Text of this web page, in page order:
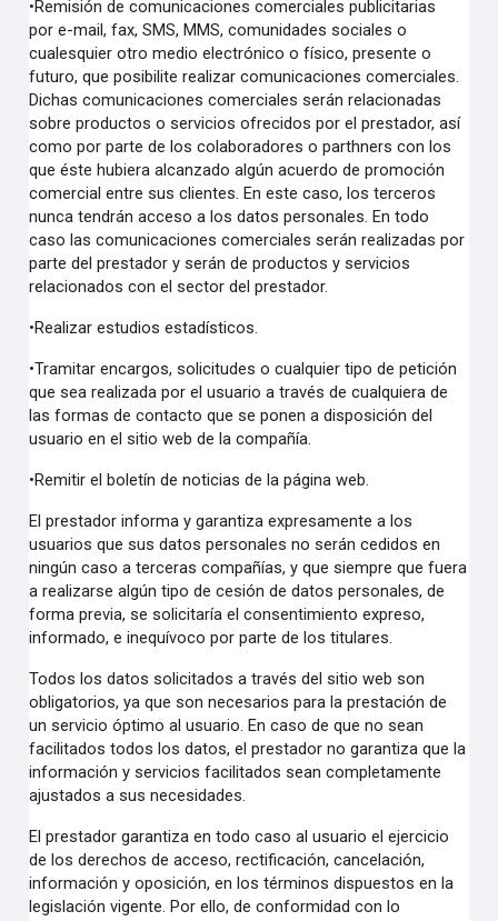
•Remisión de comunicaciones comerciales publicitarias
pore-mail, fax, SMS, MMS, comunidades sociales o
cualesquier otro medio electrónico o físico, presente o
futuro, que posibilite realizar comunicaciones comerciales.
Dichas comunicaciones comerciales serán relacionadas
sobre productos o servicios ofrecidos por el prestador, así
como por parte de los colaboradores o parthners con los
que éste hubiera alcanzado algún acuerdo de promoción
comercial entre sus clientes. En este caso, los terceros
nunca tendrán acceso a los datos personales. En todo
caso las comunicaciones comerciales serán realizadas por
parte del prestador y serán de productos y servicios
relacionados con el sector del prestador.
•Realizar estudios estadísticos.
•Tramitar encargos, solicitudes o cualquier tipo de petición
que sea realizada por el usuario a través de cualquiera de
las formas de contacto que se ponen a disposición del
usuario en el sitio web de la compañía.
•Remitir el boletín de noticias de la página web.
El prestador informa y garantiza expresamente a los
usuarios que sus datos personales no serán cedidos en
ningún caso a terceras compañías, y que siempre que fuera
a realizarse algún tipo de cesión de datos personales, de
forma previa, se solicitaría el consentimiento expreso,
informado, e inequívoco por parte de los titulares.
Todos los datos solicitados a través del sitio web son
obligatorios, ya que son necesarios para la prestación de
un servicio óptimo al usuario. En caso de que no sean
facilitados todos los datos, el prestador no garantiza que la
información y servicios facilitados sean completamente
ajustados a sus necesidades.
El prestador garantiza en todo caso al usuario el ejercicio
de los derechos de acceso, rectificación, cancelación,
información y oposición, en los términos dispuestos en la
legislación vigente. Por ello, de conformidad con lo